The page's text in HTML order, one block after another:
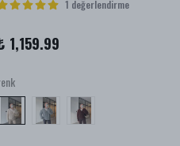
1 değerlendirme
1,159.99